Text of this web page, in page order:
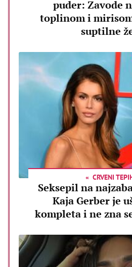
puder: Zavode
toplinom i
suptilne
CRVENI
Seksepil na
Kaja Gerber je
kompleta i ne zna